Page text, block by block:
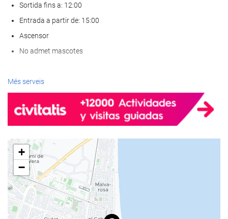
Sortida fins a: 12:00
Entrada a partir de: 15:00
Ascensor
No admet mascotes
Benestar
Hammam o bany turc
Sauna
Gimnàs
Menjar i beguda
Restaurant a la carta
Bar
Més serveis
+
−